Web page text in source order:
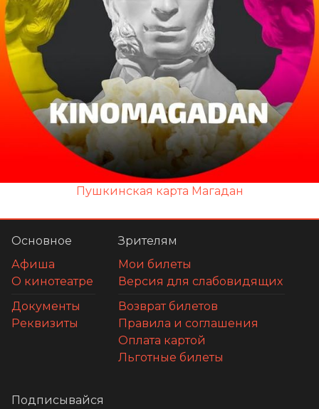
Пушкинская карта Магадан
Основное
Афиша
О кинотеатре
Документы
Реквизиты
Зрителям
Мои билеты
Версия для слабовидящих
Возврат билетов
Правила и соглашения
Оплата картой
Льготные билеты
Подписывайся